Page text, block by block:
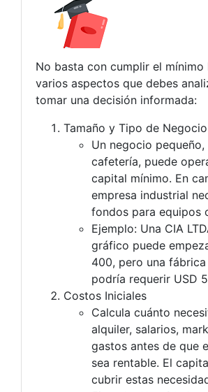
No basta con cumplir el mínimo
varios aspectos que debes
tomar una decisión informada:
Tamaño y Tipo de Negocio
Un negocio pequeño,
cafetería, puede
capital mínimo. En
empresa industrial
fondos para equipos
Ejemplo: Una CIA
gráfico puede
400, pero una
podría requerir USD
Costos Iniciales
Calcula cuánto
alquiler, salarios,
gastos antes de que
sea rentable. El
cubrir estas